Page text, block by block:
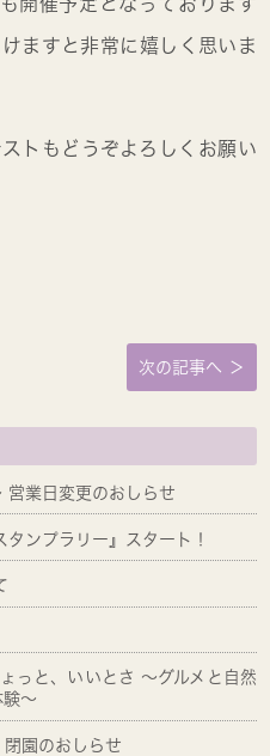
開催予定となっております
ますと非常に嬉しく思いま
トもどうぞよろしくお願い
次の記事へ ＞
営業日変更のおしらせ
ンプラリー』スタート！
っと、いいとさ ～グルメと自然
～
園のおしらせ